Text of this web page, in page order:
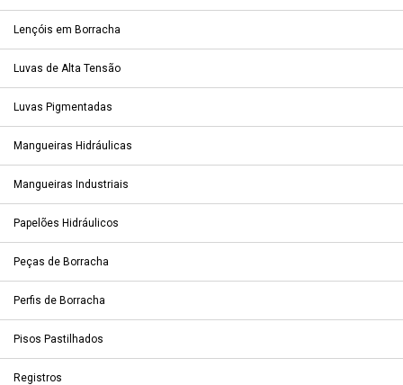
Lençóis em Borracha
Luvas de Alta Tensão
Luvas Pigmentadas
Mangueiras Hidráulicas
Mangueiras Industriais
Papelões Hidráulicos
Peças de Borracha
Perfis de Borracha
Pisos Pastilhados
Registros